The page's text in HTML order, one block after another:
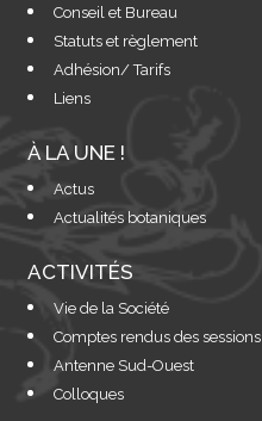
Conseil et Bureau
Statuts et règlement
Adhésion/ Tarifs
Liens
À LA UNE !
Actus
Actualités botaniques
ACTIVITÉS
Vie de la Société
Comptes rendus des sessions
Antenne Sud-Ouest
Colloques